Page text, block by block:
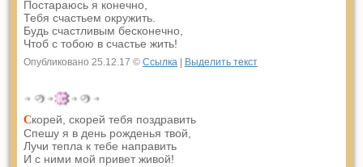
Постараюсь я конечно,
Тебя счастьем окружить.
Будь счастливым бесконечно,
Чтоб с тобою в счастье жить!
Опубликовано 25.12.17 © Ссылка| Выделить текст
Скорей, скорей тебя поздравить
Спешу я в день рожденья твой,
Лучи тепла к тебе направить
И с ними мой привет живой!